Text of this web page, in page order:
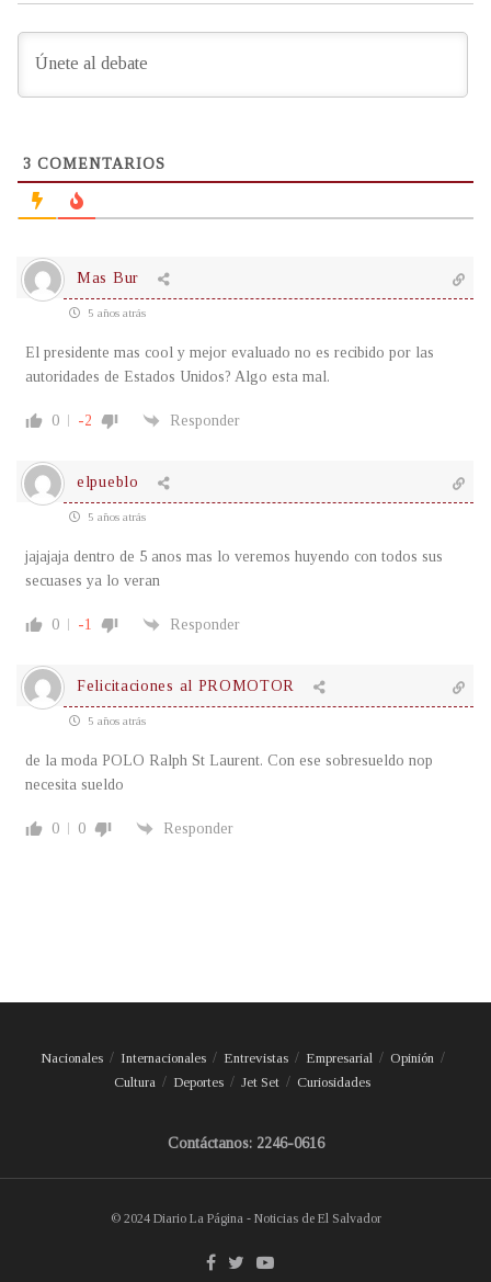
3 COMENTARIOS
Mas Bur
5 años atrás
El presidente mas cool y mejor evaluado no es recibido por las
autoridades de Estados Unidos? Algo esta mal.
0 -2 Responder
elpueblo
5 años atrás
jajajaja dentro de 5 anos mas lo veremos huyendo con todos sus
secuases ya lo veran
0 -1 Responder
Felicitaciones al PROMOTOR
5 años atrás
de la moda POLO Ralph St Laurent. Con ese sobresueldo nop
necesita sueldo
0 0 Responder
Nacionales Internacionales Entrevistas Empresarial
Opinión
Cultura
Deportes Jet Set Curiosidades
Contáctanos: 2246-0616
© 2024 Diario La Página - Noticias de El Salvador